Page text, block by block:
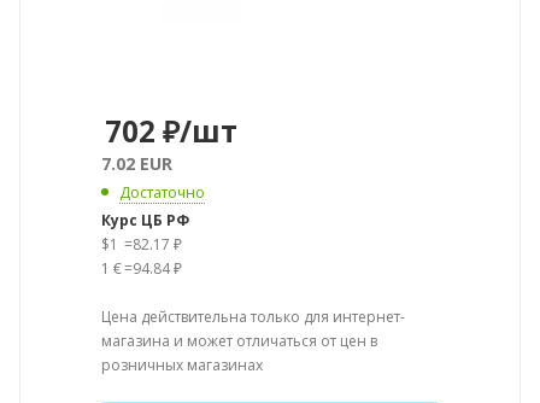
702 ₽/шт
7.02 EUR
Достаточно
Курс ЦБ РФ
$1 =82.17 ₽
1 €=94.84 ₽
Цена действительна только для интернет-
магазина и может отличаться от цен в
розничных магазинах